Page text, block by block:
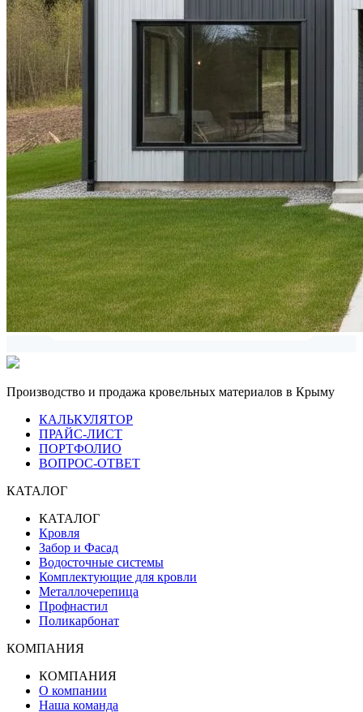
Производство и продажа кровельных материалов в Крыму
КАЛЬКУЛЯТОР
ПРАЙС-ЛИСТ
ПОРТФОЛИО
ВОПРОС-ОТВЕТ
КАТАЛОГ
КАТАЛОГ
Кровля
Забор и Фасад
Водосточные системы
Комплектующие для кровли
Металлочерепица
Профнастил
Поликарбонат
КОМПАНИЯ
КОМПАНИЯ
О компании
Наша команда